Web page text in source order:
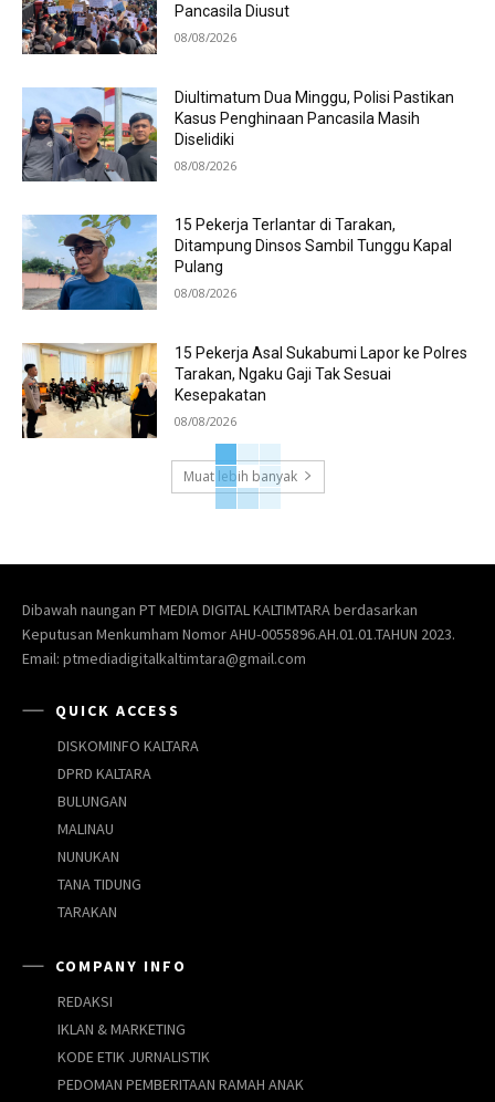
Pancasila Diusut
08/08/2026
Diultimatum Dua Minggu, Polisi Pastikan
Kasus Penghinaan Pancasila Masih
Diselidiki
08/08/2026
15 Pekerja Terlantar di Tarakan,
Ditampung Dinsos Sambil Tunggu Kapal
Pulang
08/08/2026
15 Pekerja Asal Sukabumi Lapor ke Polres
Tarakan, Ngaku Gaji Tak Sesuai
Kesepakatan
08/08/2026
Muat lebih banyak
Dibawah naungan PT MEDIA DIGITAL KALTIMTARA berdasarkan
Keputusan Menkumham Nomor AHU-0055896.AH.01.01.TAHUN 2023.
Email: ptmediadigitalkaltimtara@gmail.com
QUICK ACCESS
DISKOMINFO KALTARA
DPRD KALTARA
BULUNGAN
MALINAU
NUNUKAN
TANA TIDUNG
TARAKAN
COMPANY INFO
REDAKSI
IKLAN & MARKETING
KODE ETIK JURNALISTIK
PEDOMAN PEMBERITAAN RAMAH ANAK